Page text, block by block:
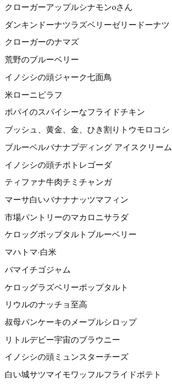
クローガーアップルシナモンoさん
ダンキンドーナツラズベリーゼリードーナツ
クローガーのナマズ
荒野のブルーベリー
イノシシの頭ジャーク七面鳥
米ローニピラフ
ポパイのスパイシーなフライドチキン
ブッシュ、黄金、金、ひき割りトウモロコシ
ブルーベルバナナプディング アイスクリーム
イノシシの頭チポトレゴーダ
ティファナ牛肉チミチャンガ
マーサ白いバナナナッツマフィン
市場パントリーのマカロニサラダ
ケロッグポップタルトブルーベリー
マハトマ·白米
バマイチゴジャム
ケロッグラズベリーポップタルト
リウルのナッチョ至高
叔母パンケーキのメープルシロップ
リトルデビー宇宙のブラウニー
イノシシの頭ミュンスターチーズ
白い城サツマイモワッフルフライドポテト